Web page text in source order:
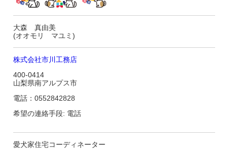
大森 真由美
(オオモリ マユミ)
株式会社市川工務店
400-0414
山梨県南アルプス市
電話：0552842828
希望の連絡手段: 電話
愛犬家住宅コーディネーター